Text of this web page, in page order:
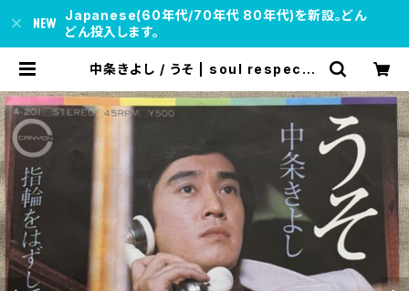
Japanese(60年代/70年代 80年代)を新設。どん
どん投入します。
中条きよし / うそ | soul respect r